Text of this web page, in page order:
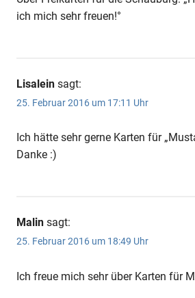
ich mich sehr freuen!°
Lisalein sagt:
25. Februar 2016 um 17:11 Uhr
Ich hätte sehr gerne Karten für
Danke :)
Malin sagt:
25. Februar 2016 um 18:49 Uhr
Ich freue mich sehr über Karten für